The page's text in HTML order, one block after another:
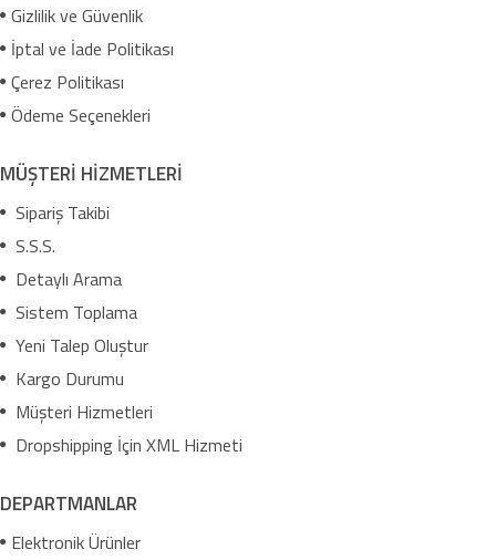
Gizlilik ve Güvenlik
İptal ve İade Politikası
Çerez Politikası
Ödeme Seçenekleri
MÜŞTERİ HİZMETLERİ
Sipariş Takibi
S.S.S.
Detaylı Arama
Sistem Toplama
Yeni Talep Oluştur
Kargo Durumu
Müşteri Hizmetleri
Dropshipping İçin XML Hizmeti
DEPARTMANLAR
Elektronik Ürünler